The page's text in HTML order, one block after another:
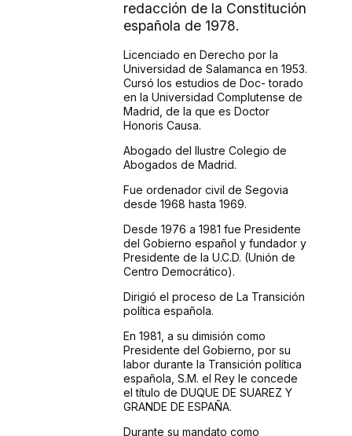
redacción de la Constitución
española de 1978.
Licenciado en Derecho por la
Universidad de Salamanca en 1953.
Cursó los estudios de Doc- torado
en la Universidad Complutense de
Madrid, de la que es Doctor
Honoris Causa.
Abogado del Ilustre Colegio de
Abogados de Madrid.
Fue ordenador civil de Segovia
desde 1968 hasta 1969.
Desde 1976 a 1981 fue Presidente
del Gobierno español y fundador y
Presidente de la U.C.D. (Unión de
Centro Democrático).
Dirigió el proceso de La Transición
política española.
En 1981, a su dimisión como
Presidente del Gobierno, por su
labor durante la Transición política
española, S.M. el Rey le concede
el título de DUQUE DE SUAREZ Y
GRANDE DE ESPAÑA.
Durante su mandato como